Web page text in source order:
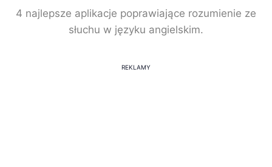
4 najlepsze aplikacje poprawiające rozumienie ze
słuchu w języku angielskim.
REKLAMY